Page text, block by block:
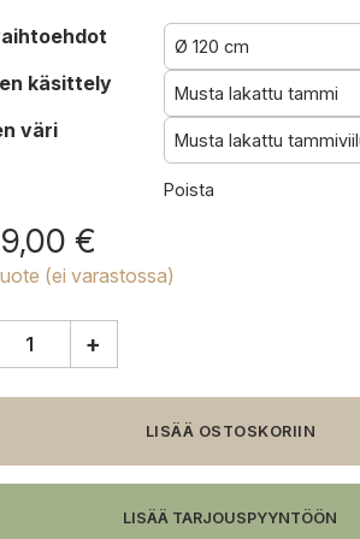
käsittely
väri
Poista
€
(ei varastossa)
+
LISÄÄ OSTOSKORIIN
LISÄÄ TARJOUSPYYNTÖÖN